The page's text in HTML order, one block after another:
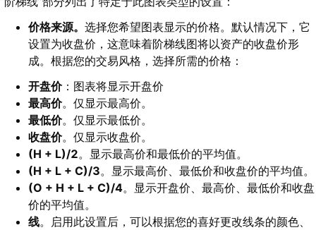
价格来源。 选择您希望图表显示的价格。默认情况下，它
设置为收盘价，这意味着阶梯线图将以资产的收盘价形
成。根据您的交易风格，选择所需的价格：
开盘价：图表将显示开盘价
最高价。仅显示最高价。
最低价。仅显示最低价。
收盘价。仅显示收盘价。
(H + L)/2。显示最高价和最低价的平均值。
(H + L + C)/3。显示最高价、最低价和收盘价的平均值。
(O + H + L + C)/4。显示开盘价、最高价、最低价和收盘
价的平均值。
线。启用此设置后，可以根据您的喜好更改线条的颜色、